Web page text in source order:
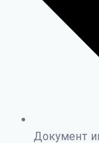
Документ